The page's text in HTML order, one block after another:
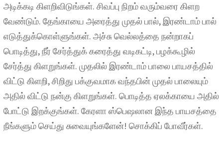
அடிக்கடி கிளறிவிடுங்கள். சிவப்பு நிறம் வரும்வரை கிளற
வேண்டும். தேங்காயை அரைத்து முதல் பால், இரண்டாம் பால்
எடுத்துக்கொள்ளுங்கள். அச்சு வெல்லத்தை நன்றாகப்
பொடித்து, நீர் சேர்த்துக் கரைத்து வடிகட்டி, பழக்கூழில்
சேர்த்து கிளறுங்கள். முதலில் இரண்டாம் பாலை பாயசத்தில்
விட்டு கிளறி, சிறிது பக்குவமாக வந்தபின் முதல் பாலையும்
அதில் விட்டு நன்கு கிளறுங்கள். பொடித்த ஏலக்காயை அதில்
போட்டு இறக்குங்கள். கேரளா ஸ்பெஷலான இந்த பாயசத்தை
நீங்களும் செய்து சுவையுங்களேன்! சொக்கிப் போவீர்கள்.